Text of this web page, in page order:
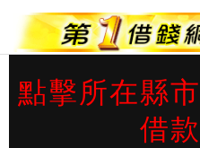
點擊所在縣
借